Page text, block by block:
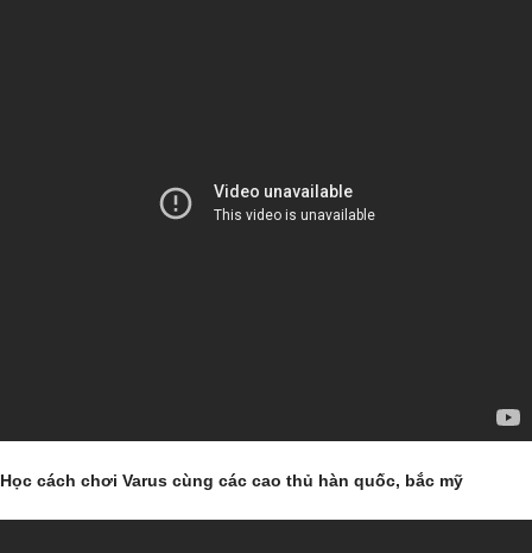
Học cách chơi Varus cùng các cao thủ hàn quốc, bắc mỹ